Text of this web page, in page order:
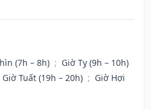
(7h – 8h) ; Giờ Tỵ (9h – 10h)
Giờ Tuất (19h – 20h) ; Giờ Hợi